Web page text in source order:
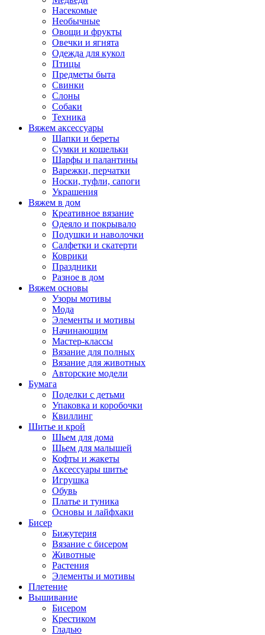
Насекомые
Необычные
Овощи и фрукты
Овечки и ягнята
Одежда для кукол
Птицы
Предметы быта
Свинки
Слоны
Собаки
Техника
Вяжем аксессуары
Шапки и береты
Сумки и кошельки
Шарфы и палантины
Варежки, перчатки
Носки, туфли, сапоги
Украшения
Вяжем в дом
Креативное вязание
Одеяло и покрывало
Подушки и наволочки
Салфетки и скатерти
Коврики
Праздники
Разное в дом
Вяжем основы
Узоры мотивы
Мода
Элементы и мотивы
Начинающим
Мастер-классы
Вязание для полных
Вязание для животных
Авторские модели
Бумага
Поделки с детьми
Упаковка и коробочки
Квиллинг
Шитье и крой
Шьем для дома
Шьем для малышей
Кофты и жакеты
Аксессуары шитье
Игрушка
Обувь
Платье и туника
Основы и лайфхаки
Бисер
Бижутерия
Вязание с бисером
Животные
Растения
Элементы и мотивы
Плетение
Вышивание
Бисером
Крестиком
Гладью